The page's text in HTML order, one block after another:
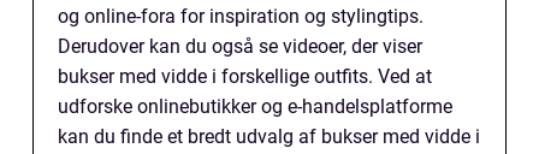
og online-fora for inspiration og stylingtips.
Derudover kan du også se videoer, der viser
bukser med vidde i forskellige outfits. Ved at
udforske onlinebutikker og e-handelsplatforme
kan du finde et bredt udvalg af bukser med vidde i